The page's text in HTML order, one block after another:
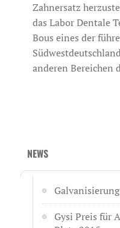
Zahnersatz
das Labor Dentale
Bous eines der
anderen Bereichen
NEWS
Gysi Preis für